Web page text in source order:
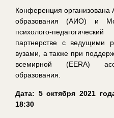
Конференция организована
образования (АИО) и
психолого-
партнерстве с ведущими
вузами, а также при
всемирной (EERA)
образования.
Дата: 5 октября 2021
18:30